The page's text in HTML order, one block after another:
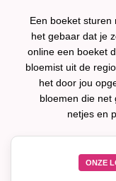
Een boeket sturen
het gebaar dat je
online een boeket
bloemist uit de
het door jou
bloemen die net
netjes en
ONZE